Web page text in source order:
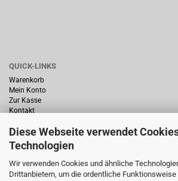
Diese Webseite verwendet
Technologien
Wir verwenden Cookies und ähnliche
Drittanbietern, um die ordentliche
QUICK-LINKS
Warenkorb
Mein Konto
Zur Kasse
Kontakt